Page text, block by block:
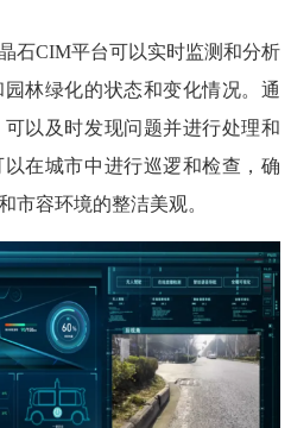
石CIM平台可以实时监测和分析
林绿化的状态和变化情况。通
以及时发现问题并进行处理和
在城市中进行巡逻和检查，确
市容环境的整洁美观。